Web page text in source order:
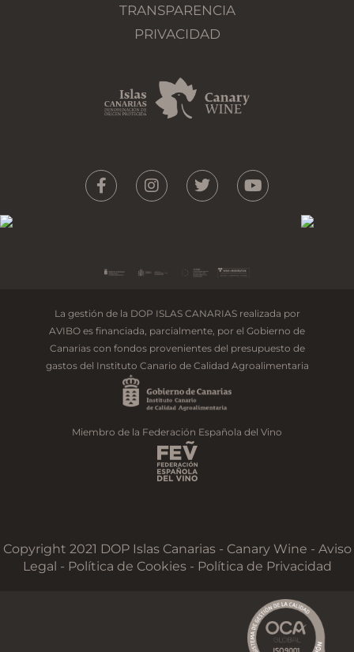
TRANSPARENCIA
PRIVACIDAD
La gestión de la DOP ISLAS CANARIAS realizada por
AVIBO es financiada, parcialmente, por el Gobierno de
Canarias con fondos provenientes del presupuesto de
gastos del Instituto Canario de Calidad Agroalimentaria
Miembro de la Federación Española del Vino
Copyright 2021 DOP Islas Canarias - Canary Wine - Aviso
Legal - Política de Cookies- Política de Privacidad